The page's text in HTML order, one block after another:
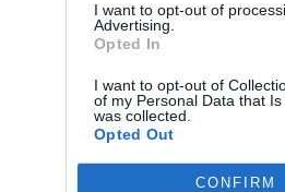
I want to opt-out of
Advertising.
Opted In
I want to opt-out of
of my Personal Data that
was collected.
Opted Out
CONFIRM